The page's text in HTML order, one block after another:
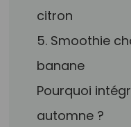
citron
5. Smoothie
banane
Pourquoi
automne ?